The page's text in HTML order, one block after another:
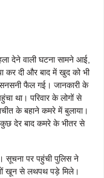
देने वाली घटना सामने आई,
कर दी और बाद में खुद को भी
फैल गई। जानकारी के
था। परिवार के लोगों से
के बहाने कमरे में बुलाया।
देर बाद कमरे के भीतर से
सूचना पर पहुंची पुलिस ने
खून से लथपथ पड़े मिले।